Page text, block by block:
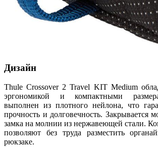
Дизайн
Thule Crossover 2 Travel KIT Medium
эргономикой и компактными
выполнен из плотного нейлона, что
прочность и долговечность. Закрывается
замка на молнии из нержавеющей стали.
позволяют без труда разместить
рюкзаке.